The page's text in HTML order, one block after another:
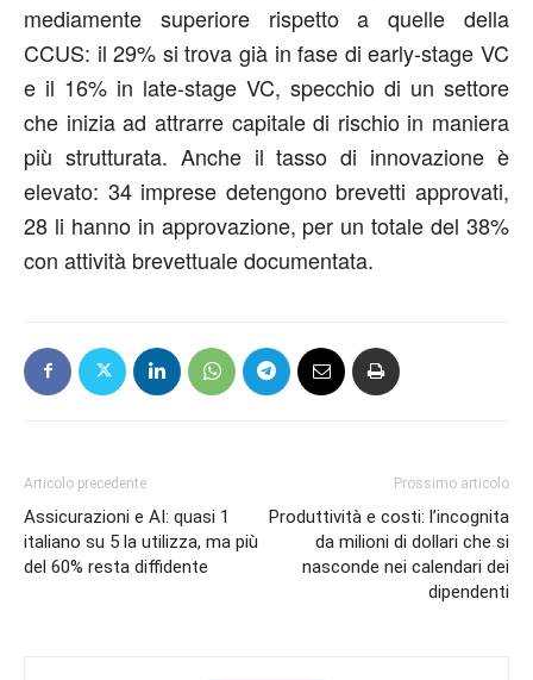
mediamente superiore rispetto a quelle della
CCUS: il 29% si trova già in fase di early-stage VC
e il 16% in late-stage VC, specchio di un settore
che inizia ad attrarre capitale di rischio in maniera
più strutturata. Anche il tasso di innovazione è
elevato: 34 imprese detengono brevetti approvati,
28 li hanno in approvazione, per un totale del 38%
con attività brevettuale documentata.
Articolo precedente
Assicurazioni e AI: quasi 1
italiano su 5 la utilizza, ma più
del 60% resta diffidente
Prossimo articolo
Produttività e costi: l’incognita
da milioni di dollari che si
nasconde nei calendari dei
dipendenti